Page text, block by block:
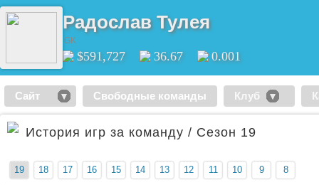
Радослав Тулея
GK
$591,727 36.67 0.001
Сайт Свободные команды Клуб
История игр за команду / Сезон 19
19 18 17 16 15 14 13 12 11 10 9 8